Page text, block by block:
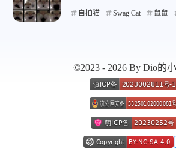
自拍猫 Swag Cat 鼠鼠
©2023 - 2026 By Dio的